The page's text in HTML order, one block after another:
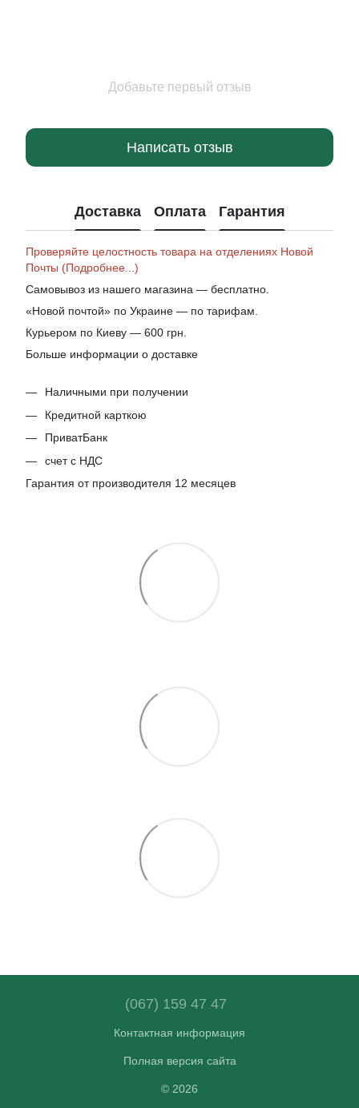
Добавьте первый отзыв
Написать отзыв
Доставка Оплата Гарантия
Проверяйте целостность товара на отделениях Новой
Почты (Подробнее...)
Самовывоз из нашего магазина — бесплатно.
«Новой почтой» по Украине — по тарифам.
Курьером по Киеву — 600 грн.
Больше информации о доставке
Наличными при получении
Кредитной карткою
ПриватБанк
счет с НДС
Гарантия от производителя 12 месяцев
(067) 159 47 47
Контактная информация
Полная версия сайта
© 2026